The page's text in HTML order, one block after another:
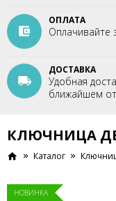
ОПЛАТА
Оплачивайте
ДОСТАВКА
Удобная
ближайшем
КЛЮЧНИЦА
Каталог
НОВИНКА